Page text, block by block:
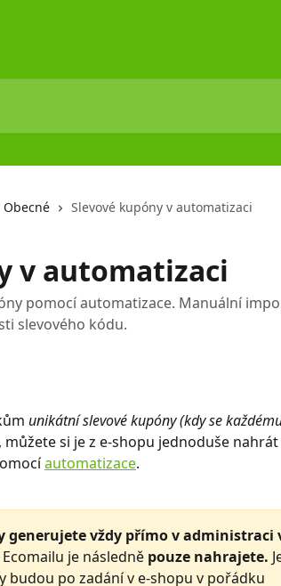
Obecné Slevové kupóny v automatizaci
v automatizaci
pomocí automatizace. Manuální
slevového kódu.
unikátní slevové kupóny (kdy se
, můžete si je z e-shopu jednoduše
automatizace.
generujete vždy přímo v administraci
je následně pouze nahrajete.
budou po zadání v e-shopu v pořádku